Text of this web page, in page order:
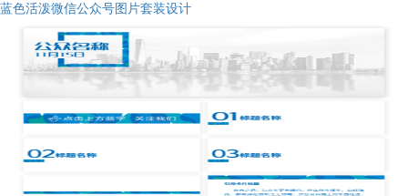
蓝色活泼微信公众号图片套装设计